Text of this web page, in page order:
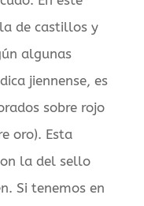
de castillos y
algunas
jiennense, es
sobre rojo
oro). Esta
la del sello
Si tenemos en